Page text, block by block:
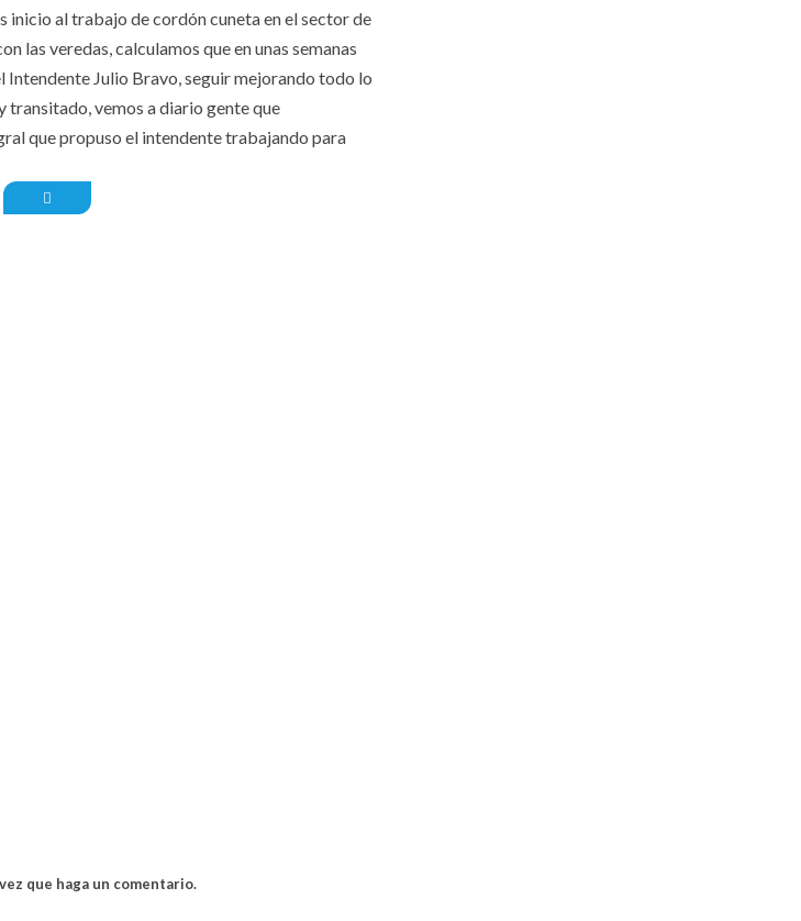
inicio al trabajo de cordón cuneta en el sector de
las veredas, calculamos que en unas semanas
Intendente Julio Bravo, seguir mejorando todo lo
transitado, vemos a diario gente que
que propuso el intendente trabajando para
que haga un comentario.